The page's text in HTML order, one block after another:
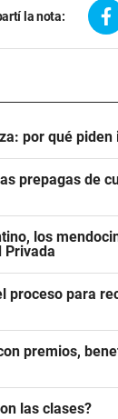
la nota:
por qué
prepagas de
los
Privada
proceso para
premios,
las clases?